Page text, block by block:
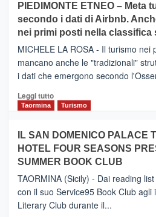
CATANIA
–
Inaugurato
il
nuovo
collegamento
tra
e
Zanzibar
da
Neos
PIEDIMONTE ETNEO – Meta
secondo i dati di Airbnb.
nei primi posti nella classifica
MICHELE LA ROSA - Il turismo nei
mancano anche le "tradizionali"
i dati che emergono secondo
Leggi tuttoLeggi
PIEDIMONTE
ETNEO
–
Meta
turistica
privilegiata
secondo
Taormina Turismo
IL SAN DOMENICO PALACE
HOTEL FOUR SEASONS
SUMMER BOOK CLUB
TAORMINA (Sicily) - Dai reading
con il suo Service95 Book Club agli
Literary Club durante il...